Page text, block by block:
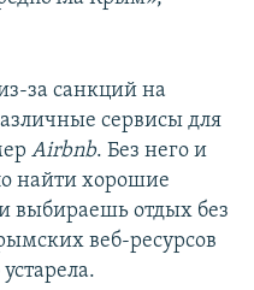
за санкций на
сервисы для
Airbnb. Без него и
найти хорошие
выбираешь отдых без
веб-ресурсов